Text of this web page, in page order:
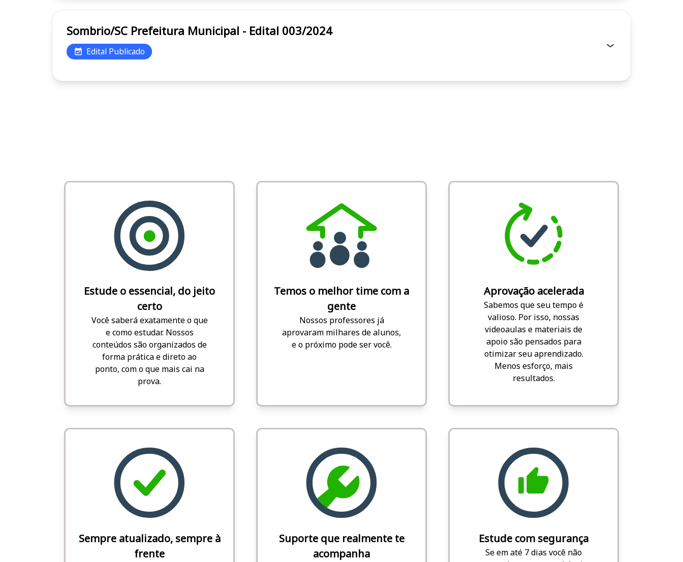
Sombrio/SC Prefeitura Municipal - Edital 003/2024
Edital Publicado
Estude o essencial, do jeito
certo
Você saberá exatamente o que
e como estudar. Nossos
conteúdos são organizados de
forma prática e direto ao
ponto, com o que mais cai na
prova.
Temos o melhor time com a
gente
Nossos professores já
aprovaram milhares de alunos,
e o próximo pode ser você.
Aprovação acelerada
Sabemos que seu tempo é
valioso. Por isso, nossas
videoaulas e materiais de
apoio são pensados para
otimizar seu aprendizado.
Menos esforço, mais
resultados.
Sempre atualizado, sempre à
frente
Suporte que realmente te
acompanha
Estude com segurança
Se em até 7 dias você não